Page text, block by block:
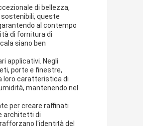
di bellezza,
queste
al contempo
di fornitura di
siano ben
applicativi. Negli
porte e finestre,
loro caratteristica di
mantenendo nel
per creare raffinati
architetti di
l'identità del